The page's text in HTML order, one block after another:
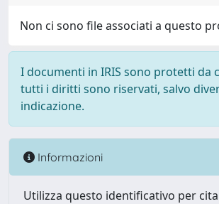
Non ci sono file associati a questo
I documenti in IRIS sono protetti da
tutti i diritti sono riservati, salvo
indicazione.
Informazioni
Utilizza questo identificativo per